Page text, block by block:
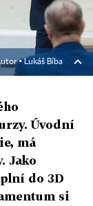
▪ Lukáš Bíba
Úvodní
má
Jako
do 3D
si